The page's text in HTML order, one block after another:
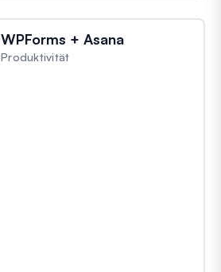
WPForms + Asana
Produktivität